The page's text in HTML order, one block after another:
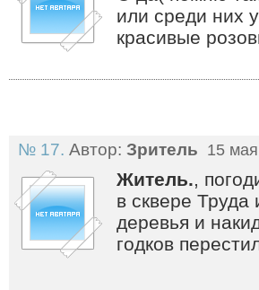
или среди них
красивые
№ 17. Автор: Зритель 15
Житель.,
в сквере
деревья и
годков